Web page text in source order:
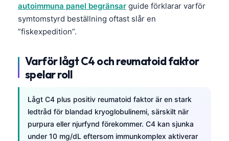
autoimmuna panel begränsar guide förklarar varför
symtomstyrd beställning oftast slår en
”fiskexpedition”.
Varför lågt C4 och reumatoid faktor
spelar roll
Lågt C4 plus positiv reumatoid faktor är en stark
ledtråd för blandad kryoglobulinemi, särskilt när
purpura eller njurfynd förekommer. C4 kan sjunka
under 10 mg/dL eftersom immunkomplex aktiverar
Română
简体中文
فارسی
Български
Dansk
हिन्दी
Bahasa Indonesia